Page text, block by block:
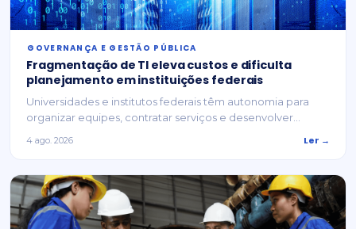
⁠GOVERNANÇA E GESTÃO PÚBLICA
Fragmentação de TI eleva custos e dificulta
planejamento em instituições federais
Universidades e institutos federais têm autonomia para
organizar equipes, contratar serviços e desenvolver...
4 ago. 2026 Ler →